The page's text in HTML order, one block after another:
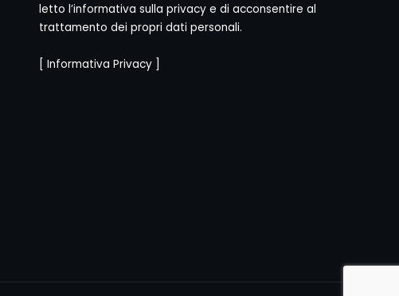
letto l’informativa sulla privacy e di acconsentire al
trattamento dei propri dati personali.
[ Informativa Privacy]